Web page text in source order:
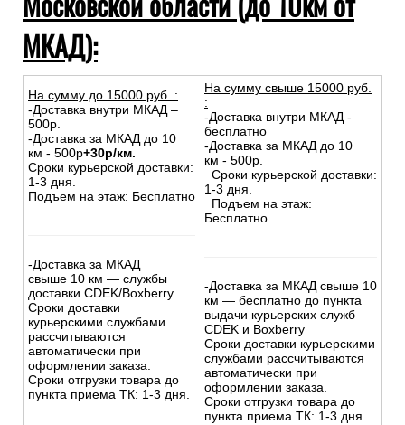
МКАД):
На сумму до 15000 руб. :
-Доставка внутри МКАД –
500р.
-Доставка за МКАД до 10
км - 500р+30р/км.
Сроки курьерской доставки:
1-3 дня.
Подъем на этаж: Бесплатно
-Доставка за МКАД
свыше 10 км — службы
доставки CDEK/Boxberry
Сроки доставки
курьерскими службами
рассчитываются
автоматически при
оформлении заказа.
Сроки отгрузки товара до
пункта приема ТК: 1-3 дня.
На сумму свыше 15000 руб.
:
-Доставка внутри МКАД -
бесплатно
-Доставка за МКАД до 10
км - 500р.
Сроки курьерской доставки:
1-3 дня.
Подъем на этаж:
Бесплатно
-Доставка за МКАД свыше 10
км — бесплатно до пункта
выдачи курьерских служб
CDEK и Boxberry
Сроки доставки курьерскими
службами рассчитываются
автоматически при
оформлении заказа.
Сроки отгрузки товара до
пункта приема ТК: 1-3 дня.